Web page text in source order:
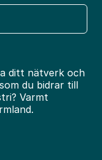
ditt nätverk och
du bidrar till
Varmt